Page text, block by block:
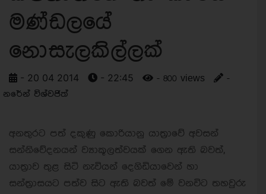
මණ්ඩලයේ
නොසැලකිල්ලක්
- 20 04 2014 - 22:45 - 800 views
-
නරේන් විශ්වජිත්
අනතුරට පත් දකුණු කොරියානු යාත්‍රාවේ අවසන්
සන්නිවේදනයන් ව්‍යාකූලත්වයක් ගෙන ඇති බවත්,
යාත්‍රාව තුළ සිටි නැවියන් දෙගිඩියාවෙන් හා
සන්ත්‍රාසයට පත්ව සිට ඇති බවත් මේ වනවිට තහවුරු